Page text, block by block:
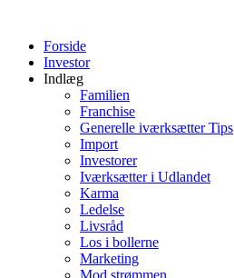
indholdForside
Investor
Indlæg
Familien
Franchise
Generelle iværksætter Tips
Import
Investorer
Iværksætter i Udlandet
Karma
Ledelse
Livsråd
Los i bollerne
Marketing
Mod strømmen